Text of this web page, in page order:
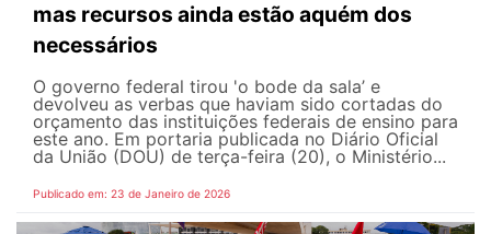
mas recursos ainda estão aquém dos
necessários
O governo federal tirou 'o bode da sala’ e
devolveu as verbas que haviam sido cortadas do
orçamento das instituições federais de ensino para
este ano. Em portaria publicada no Diário Oficial
da União (DOU) de terça-feira (20), o Ministério...
Publicado em: 23 de Janeiro de 2026